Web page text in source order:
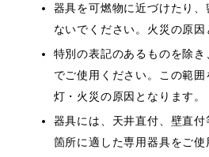
器具を可燃物に近づけたり
ないでください。火災の原因
特別の表記のあるものを除
でご使用ください。この範
灯・火災の原因となります。
器具には、天井直付、壁直
箇所に適した専用器具をご